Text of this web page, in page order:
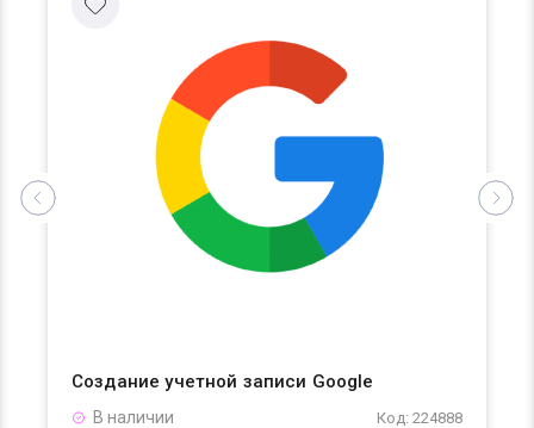
Создание учетной записи Google
Код: 224888
В наличии